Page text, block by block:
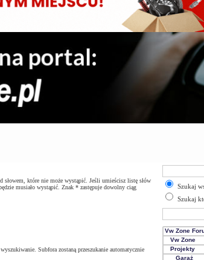
słowem, które nie może wystąpić. Jeśli umieścisz listę słów
musiało wystąpić. Znak * zastępuje dowolny ciąg
Szukaj
Szukaj
Subfora zostaną przeszukanie automatycznie